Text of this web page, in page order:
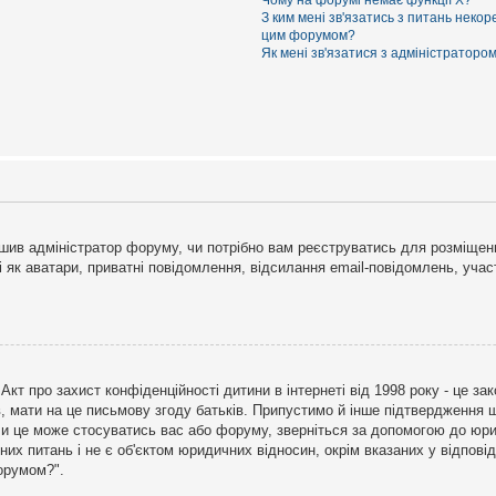
З ким мені зв'язатись з питань
цим форумом?
Як мені зв'язатися з
адміністратор форуму, чи потрібно вам реєструватись для
як аватари, приватні повідомлення, відсилання email-повідомлень,
захист конфіденційності дитини в інтернеті від 1998 року - це
мати на це письмову згоду батьків. Припустимо й інше підтвердження
це може стосуватись вас або форуму, зверніться за допомогою до
питань і не є об'єктом юридичних відносин, окрім вказаних у